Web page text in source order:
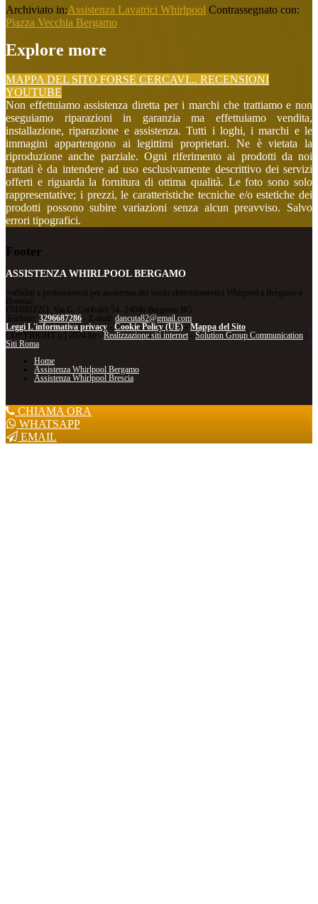
Archiviato in:Assistenza Lavatrici Whirlpool Contrassegnato con:
Piazza Vecchia Bergamo
Explore more
MAPPA DEL SITO FORSE CERCAVI... RECENSIONI
YOUTUBE
Non effettuiamo assistenza diretta per i marchi che trattiamo e non
eseguiamo riparazioni in garanzia ma effettuiamo vendita,
installazione, riparazione e assistenza. Tutti i loghi, i marchi e le
immagini appartengono ai legittimi proprietari. Ne è vietata la
riproduzione anche parziale. Ogni riferimento ai prodotti da noi
trattati è da intendere ad uso esclusivamente descrittivo dei servizi
offerti e riguarda la fornitura di ottima qualità. Le foto sono solo
rappresentative; i prezzi, le caratteristiche tecniche e/o estetiche dei
prodotti possono subire variazioni senza alcun preavviso. Salvo
errori tipografici.
Footer
ASSISTENZA WHIRLPOOL BERGAMO
⭐affidati a professionisti per assistenza dei vostri elettrodomestici Whirpool a Bergamo e
Brescia!
INDIRIZZO: Via G. Garibaldi 54- 24046 Bergamo BG
Telefono: 3296687286 - E-mail: dancuta82@gmail.com
Leggi L'informativa privacy - Cookie Policy (UE) - Mappa del Sito
COPYRIGHT [c] 2024 by - Realizzazione siti internet- Solution Group Communication
Siti Roma
Home
Assistenza Whirlpool Bergamo
Assistenza Whirlpool Brescia
CHIAMA ORA
WHATSAPP
EMAIL